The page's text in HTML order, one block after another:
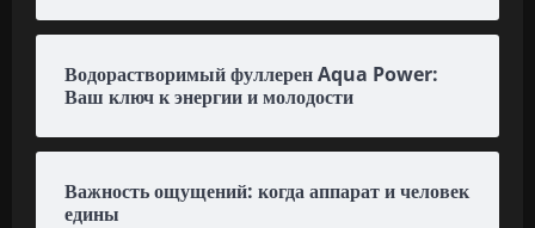
Водорастворимый фуллерен Aqua Power:
Ваш ключ к энергии и молодости
Важность ощущений: когда аппарат и человек
едины